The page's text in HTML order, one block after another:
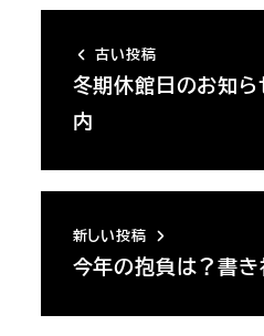
古い投稿
冬期休館日のお知ら
内
新しい投稿
今年の抱負は？書き